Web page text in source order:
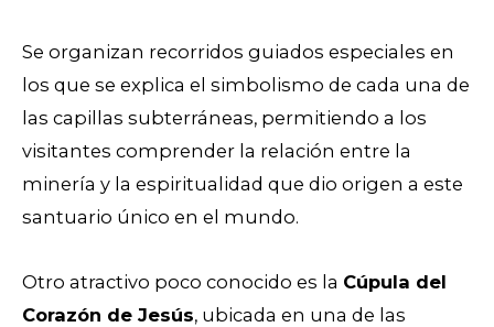
Se organizan recorridos guiados especiales en
los que se explica el simbolismo de cada una de
las capillas subterráneas, permitiendo a los
visitantes comprender la relación entre la
minería y la espiritualidad que dio origen a este
santuario único en el mundo.
Otro atractivo poco conocido es la Cúpula del
Corazón de Jesús, ubicada en una de las